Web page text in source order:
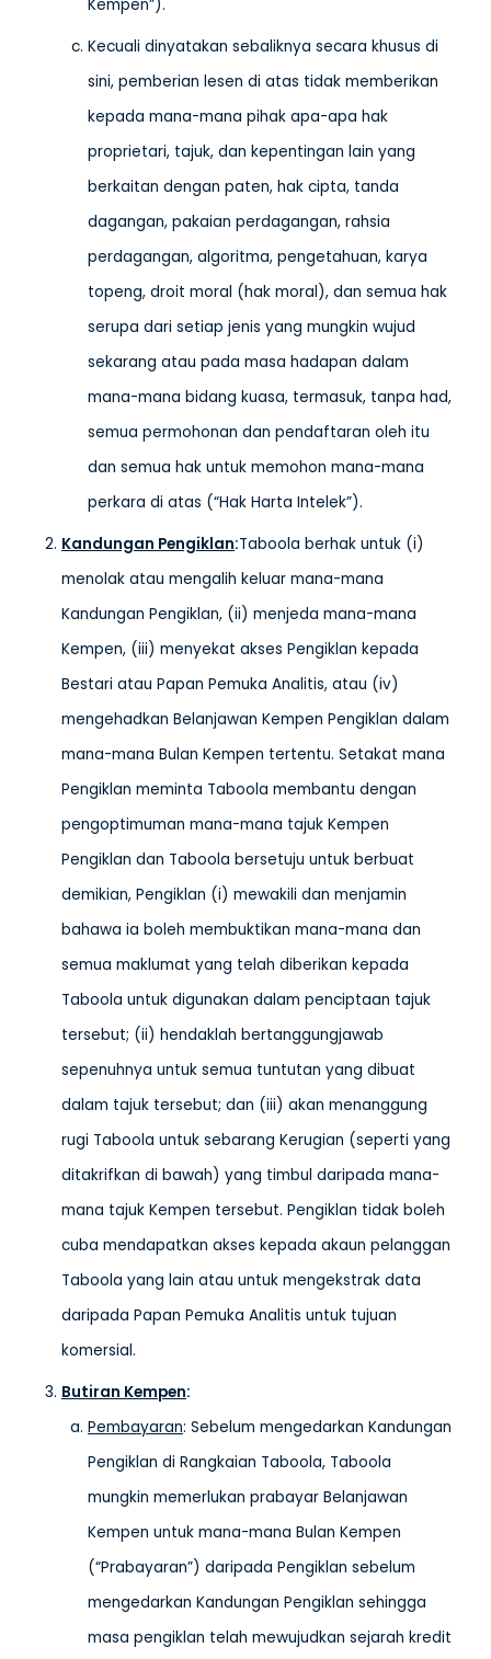
Kempen”).
Kecuali dinyatakan sebaliknya secara khusus di
sini, pemberian lesen di atas tidak memberikan
kepada mana-mana pihak apa-apa hak
proprietari, tajuk, dan kepentingan lain yang
berkaitan dengan paten, hak cipta, tanda
dagangan, pakaian perdagangan, rahsia
perdagangan, algoritma, pengetahuan, karya
topeng, droit moral (hak moral), dan semua hak
serupa dari setiap jenis yang mungkin wujud
sekarang atau pada masa hadapan dalam
mana-mana bidang kuasa, termasuk, tanpa had,
semua permohonan dan pendaftaran oleh itu
dan semua hak untuk memohon mana-mana
perkara di atas (“Hak Harta Intelek”).
Kandungan Pengiklan:Taboola berhak untuk (i)
menolak atau mengalih keluar mana-mana
Kandungan Pengiklan, (ii) menjeda mana-mana
Kempen, (iii) menyekat akses Pengiklan kepada
Bestari atau Papan Pemuka Analitis, atau (iv)
mengehadkan Belanjawan Kempen Pengiklan dalam
mana-mana Bulan Kempen tertentu. Setakat mana
Pengiklan meminta Taboola membantu dengan
pengoptimuman mana-mana tajuk Kempen
Pengiklan dan Taboola bersetuju untuk berbuat
demikian, Pengiklan (i) mewakili dan menjamin
bahawa ia boleh membuktikan mana-mana dan
semua maklumat yang telah diberikan kepada
Taboola untuk digunakan dalam penciptaan tajuk
tersebut; (ii) hendaklah bertanggungjawab
sepenuhnya untuk semua tuntutan yang dibuat
dalam tajuk tersebut; dan (iii) akan menanggung
rugi Taboola untuk sebarang Kerugian (seperti yang
ditakrifkan di bawah) yang timbul daripada mana-
mana tajuk Kempen tersebut. Pengiklan tidak boleh
cuba mendapatkan akses kepada akaun pelanggan
Taboola yang lain atau untuk mengekstrak data
daripada Papan Pemuka Analitis untuk tujuan
komersial.
Butiran Kempen:
Pembayaran: Sebelum mengedarkan Kandungan
Pengiklan di Rangkaian Taboola, Taboola
mungkin memerlukan prabayar Belanjawan
Kempen untuk mana-mana Bulan Kempen
(“Prabayaran”) daripada Pengiklan sebelum
mengedarkan Kandungan Pengiklan sehingga
masa pengiklan telah mewujudkan sejarah kredit